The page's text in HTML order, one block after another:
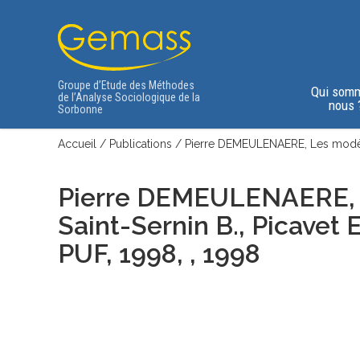
Groupe d’Etude des Méthodes
de l’Analyse Sociologique de la
Sorbonne
Qui
nous
Accueil / Publications / Pierre DEMEULENAERE, Les
Pierre DEMEULENAERE,
Saint-Sernin B., Picavet
PUF, 1998, , 1998